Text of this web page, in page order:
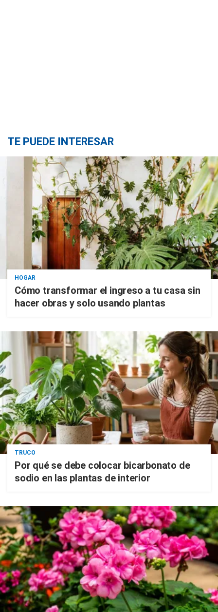
TE PUEDE INTERESAR
HOGAR
Cómo transformar el ingreso a tu casa sin
hacer obras y solo usando plantas
TRUCO
Por qué se debe colocar bicarbonato de
sodio en las plantas de interior